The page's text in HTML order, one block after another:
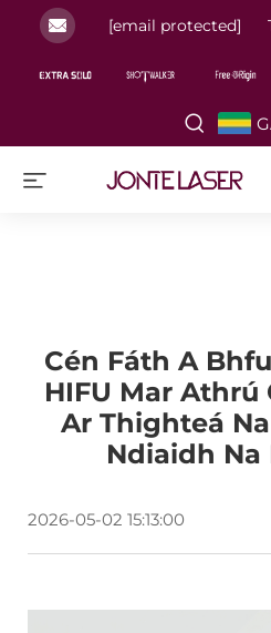
[email protected]
Cén Fáth A
HIFU Mar
Ar Thighteá
Ndiaidh Na
2026-05-02 15:13:00